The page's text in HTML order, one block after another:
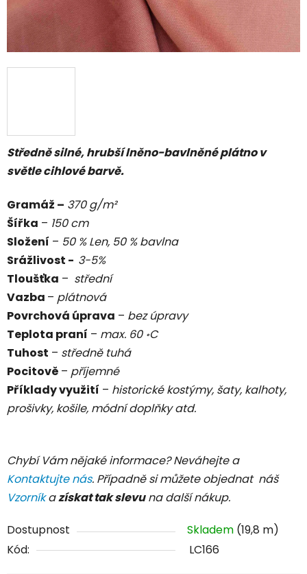
Středně silné, hrubší lněno-bavlněné plátno v
světle cihlové barvě.
Gramáž – 370 g/m²
Šířka – 150 cm
Složení – 50 % Len, 50 % bavlna
Srážlivost - 3-5%
Tloušťka – střední
Vazba – plátnová
Povrchová úprava – bez úpravy
Teplota praní – max. 60 ॰C
Tuhost – středně tuhá
Pocitově – příjemné
Příklady využití – historické kostýmy, šaty, kalhoty,
prošivky, košile, módní doplňky atd.
Chybí Vám nějaké informace? Neváhejte a
Kontaktujte nás. Případně si můžete objednat náš
Vzorníkazískat tak slevuna další nákup.
Dostupnost Skladem (19,8 m)
Kód:
LC166